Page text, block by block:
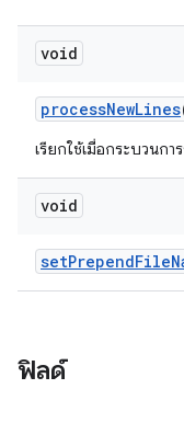
void
processNewLines
เรียกใช้เมื่อกระบวนกา
void
setPrependFile
ฟิลด์